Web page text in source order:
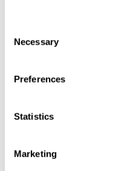
Selection
Necessary
Preferences
Statistics
Marketing
Puissance de chauffage:
Longueurs: